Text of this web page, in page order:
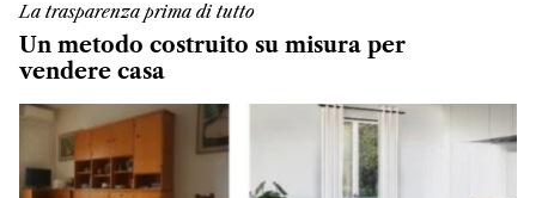
La trasparenza prima di tutto
Un metodo costruito su misura per
vendere casa